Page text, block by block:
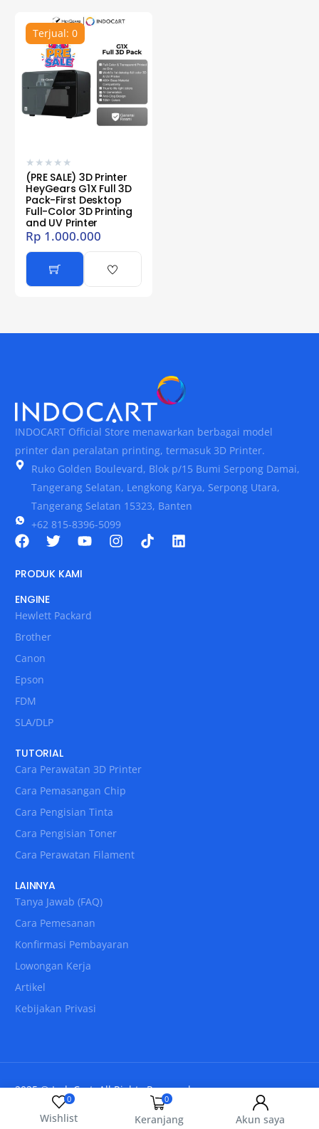
0
Wishlist
0
Keranjang Akun saya
Terjual: 0
★ ★ ★ ★ ★
(PRE SALE) 3D Printer
HeyGears G1X Full 3D
Pack-First Desktop
Full-Color 3D Printing
and UV Printer
Rp 1.000.000
INDOCART Official Store menawarkan berbagai model
printer dan peralatan printing, termasuk 3D Printer.
Ruko Golden Boulevard, Blok p/15 Bumi Serpong Damai,
Tangerang Selatan, Lengkong Karya, Serpong Utara,
Tangerang Selatan 15323, Banten
+62 815-8396-5099
PRODUK KAMI
ENGINE
Hewlett Packard
Brother
Canon
Epson
FDM
SLA/DLP
TUTORIAL
Cara Perawatan 3D Printer
Cara Pemasangan Chip
Cara Pengisian Tinta
Cara Pengisian Toner
Cara Perawatan Filament
LAINNYA
Tanya Jawab (FAQ)
Cara Pemesanan
Konfirmasi Pembayaran
Lowongan Kerja
Artikel
Kebijakan Privasi
2025 © IndoCart. All Rights Reserved.